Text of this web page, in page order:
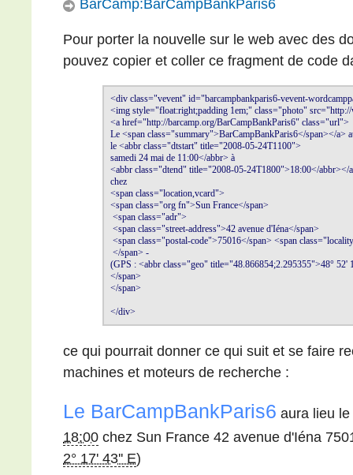
Pour porter la nouvelle sur le web avec des
pouvez copier et coller ce fragment de code
<div class="vevent" id="barcampbankparis6-vevent-
<img style="float:right;padding 1em;" class="photo"
<a href="http://barcamp.org/BarCampBankParis6" class="url">
Le <span class="summary">BarCampBankParis6</span></a>
le <abbr class="dtstart" title="2008-05-24T1100">
samedi 24 mai de 11:00</abbr> à
<abbr class="dtend" title="2008-05-24T1800">18:00</abbr></
chez
<span class="location,vcard">
<span class="org fn">Sun France</span>
<span class="adr">
<span class="street-address">42 avenue d'Iéna</span>
<span class="postal-code">75016</span> <span
</span> -
(GPS : <abbr class="geo" title="48.866854;2.295355">48° 52'
</span>
</span>
</div>
ce qui pourrait donner ce qui suit et se faire
machines et moteurs de recherche :
Le BarCampBankParis6 aura lieu le
18:00 chez Sun France 42 avenue d'Iéna
2° 17' 43'' E)